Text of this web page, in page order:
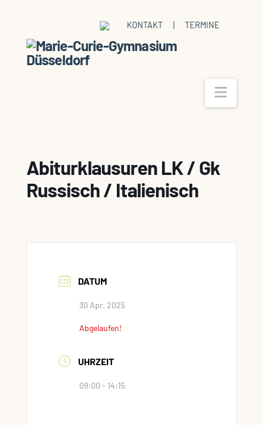
KONTAKT TERMINE
Abiturklausuren LK / Gk
Russisch / Italienisch
DATUM
30 Apr. 2025
Abgelaufen!
UHRZEIT
09:00 - 14:15